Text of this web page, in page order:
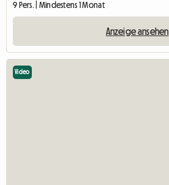
9 Pers. | Mindestens 1 Monat
Anzeige ansehen
Video